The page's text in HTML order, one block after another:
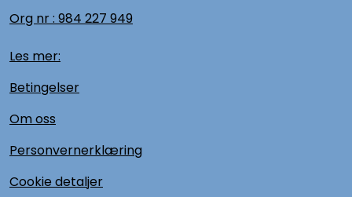
Org nr : 984 227 949
Les mer:
Betingelser
Om oss
Personvernerklæring
Cookie detaljer